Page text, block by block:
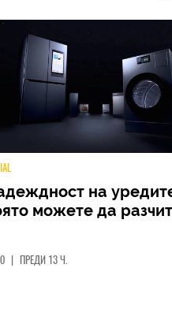
– ново име, познато